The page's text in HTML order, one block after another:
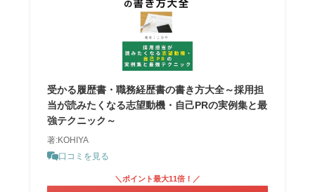
受かる履歴書・職務経歴書の書き方大全～採用担
当が読みたくなる志望動機・自己PRの実例集と最
強テクニック～
著:KOHIYA
口コミを見る
＼ポイント最大11倍！／